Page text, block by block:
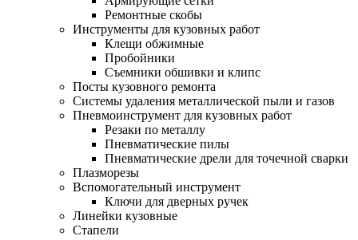
Ремонтные скобы
Инструменты для кузовных работ
Клещи обжимные
Пробойники
Съемники обшивки и клипс
Посты кузовного ремонта
Системы удаления металлической пыли и газов
Пневмоинструмент для кузовных работ
Резаки по металлу
Пневматические пилы
Пневматические дрели для точечной сварки
Плазморезы
Вспомогательный инструмент
Ключи для дверных ручек
Линейки кузовные
Стапели